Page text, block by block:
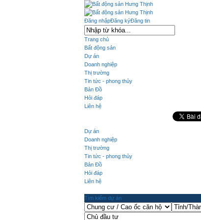
Đăng ký
Đăng nhập Đăng tin
Trang chủ
Bất động sản
Dự án
Doanh nghiệp
Thị trường
Tin tức - phong thủy
Bản Đồ
Hỏi đáp
Liên hệ
Dự án
Doanh nghiệp
Thị trường
Tin tức - phong thủy
Bản Đồ
Hỏi đáp
Liên hệ
Tìm kiếm dự án